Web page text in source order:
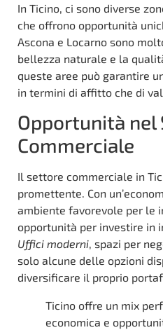
In Ticino, ci sono diverse
che offrono opportunità
Ascona e Locarno sono
bellezza naturale e la
queste aree può garantire
in termini di affitto che di
Opportunità nel
Commerciale
Il settore commerciale in
promettente. Con
ambiente favorevole per le
opportunità per investire in
Uffici moderni, spazi per
solo alcune delle opzioni
diversificare il proprio
Ticino offre un mix
economica e